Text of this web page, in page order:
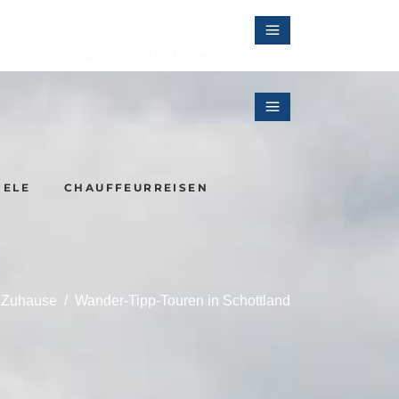
Irlands Kulturlandschaften
CHAUFFEURREISEN
Zuhause / Wander-Tipp-Touren in Schottland